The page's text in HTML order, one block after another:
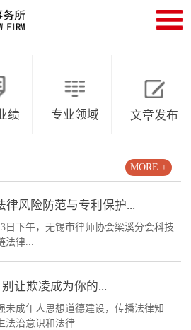
绩 专业领域 文章发布
律风险防范与专利保护...
日下午，无锡市律师协会梁溪分会科技
法律...
让欺凌成为你的...
未成年人思想道德建设，传播法律知
法治意识和法律...
MORE +